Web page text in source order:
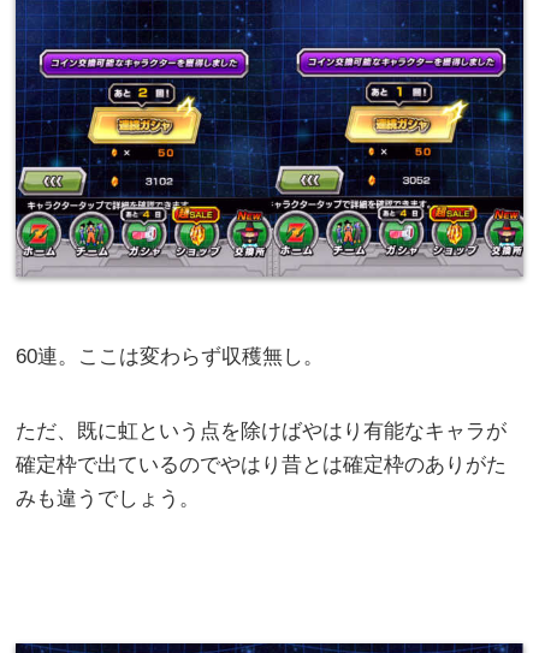
60連。ここは変わらず収穫無し。
ただ、既に虹という点を除けばやはり有能なキャラが
確定枠で出ているのでやはり昔とは確定枠のありがた
みも違うでしょう。